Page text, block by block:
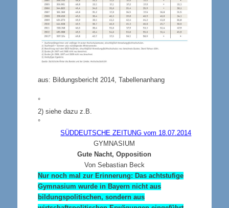
aus: Bildungsbericht 2014, Tabellenanhang
°
2)siehe dazu z.B.
°
SÜDDEUTSCHE ZEITUNG vom 18.07.2014
GYMNASIUM
Gute Nacht, Opposition
Von Sebastian Beck
Nur noch mal zur Erinnerung: Das achtstufige
Gymnasium wurde in Bayern nicht aus
bildungspolitischen, sondern aus